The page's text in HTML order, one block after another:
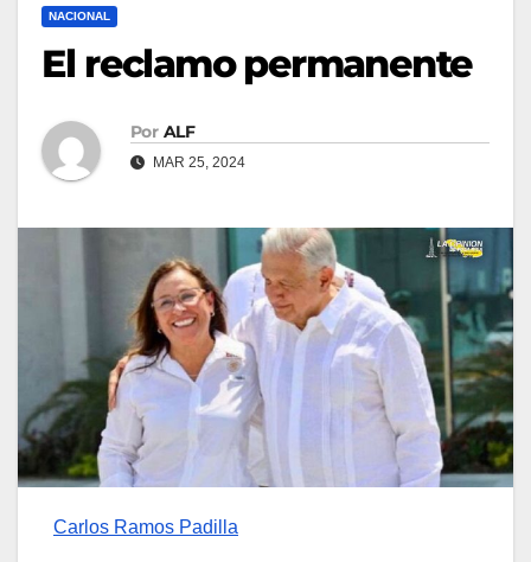
NACIONAL
El reclamo permanente
Por ALF
MAR 25, 2024
Carlos Ramos Padilla